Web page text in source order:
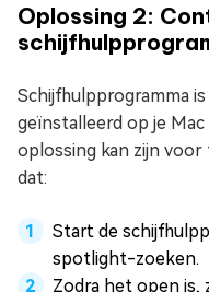
Oplossing 2:
Schijfhulpprogramma
geïnstalleerd op je
oplossing kan zijn
dat:
Start de
spotlight-zoeken.
Zodra het open is,